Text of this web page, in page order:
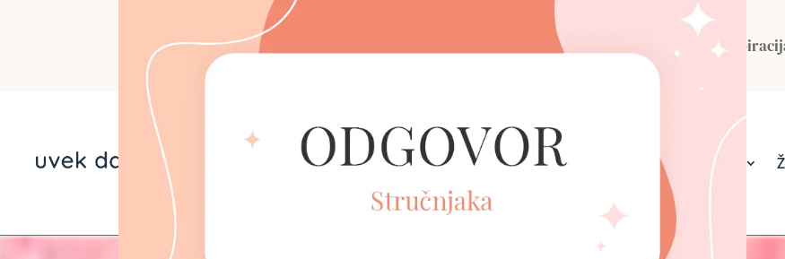
Portal za žene u menopauzi – Podrška, saveti,
Vodič kroz menopauzu Zdravlje i tretmani